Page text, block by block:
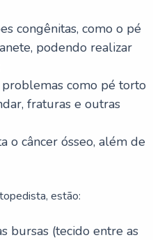
congênitas, como o pé
podendo realizar
como pé torto
fraturas e outras
o câncer ósseo, além de
estão:
bursas (tecido entre as